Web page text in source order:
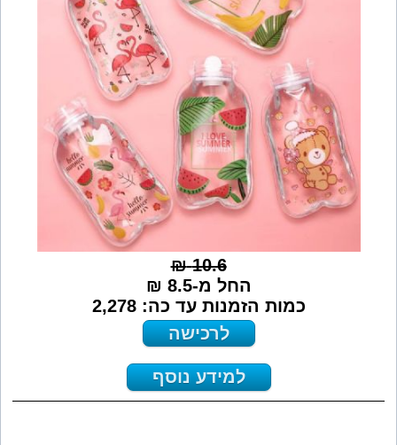
10.6
₪
החל מ-8.5 ₪
כמות הזמנות עד כה: 2,278
לרכישה
למידע נוסף